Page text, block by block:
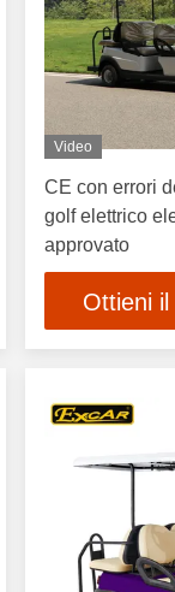
Video
CE con errori
golf elettrico
approvato
Ottieni